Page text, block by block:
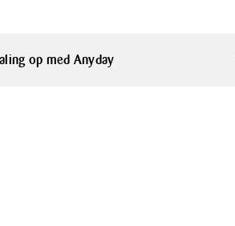
op med Anyday